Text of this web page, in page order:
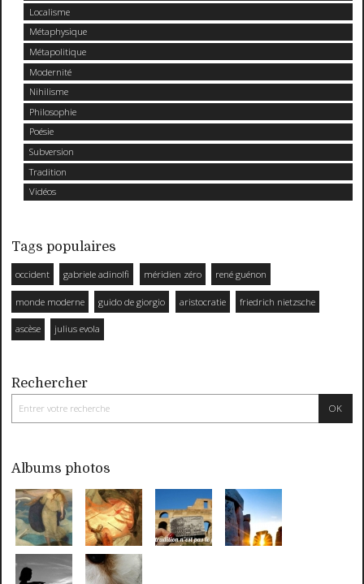
Localisme
Métaphysique
Métapolitique
Modernité
Nihilisme
Philosophie
Poésie
Subversion
Tradition
Vidéos
Tags populaires
occident gabriele adinolfi méridien zéro rené guénon
monde moderne guido de giorgio aristocratie friedrich nietzsche
ascèse julius evola
Rechercher
Albums photos